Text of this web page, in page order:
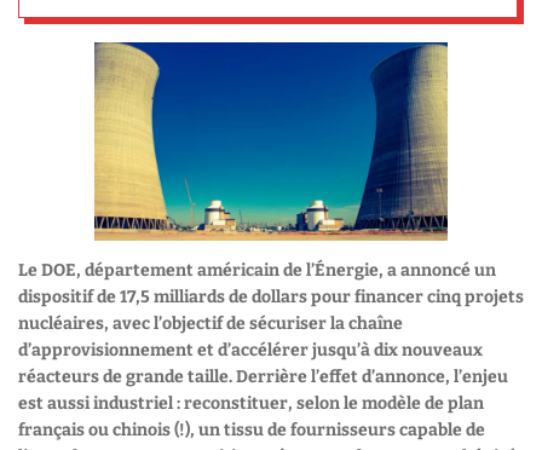
Le DOE, département américain de l’Énergie, a annoncé un
dispositif de 17,5 milliards de dollars pour financer cinq projets
nucléaires, avec l’objectif de sécuriser la chaîne
d’approvisionnement et d’accélérer jusqu’à dix nouveaux
réacteurs de grande taille. Derrière l’effet d’annonce, l’enjeu
est aussi industriel : reconstituer, selon le modèle de plan
français ou chinois (!), un tissu de fournisseurs capable de